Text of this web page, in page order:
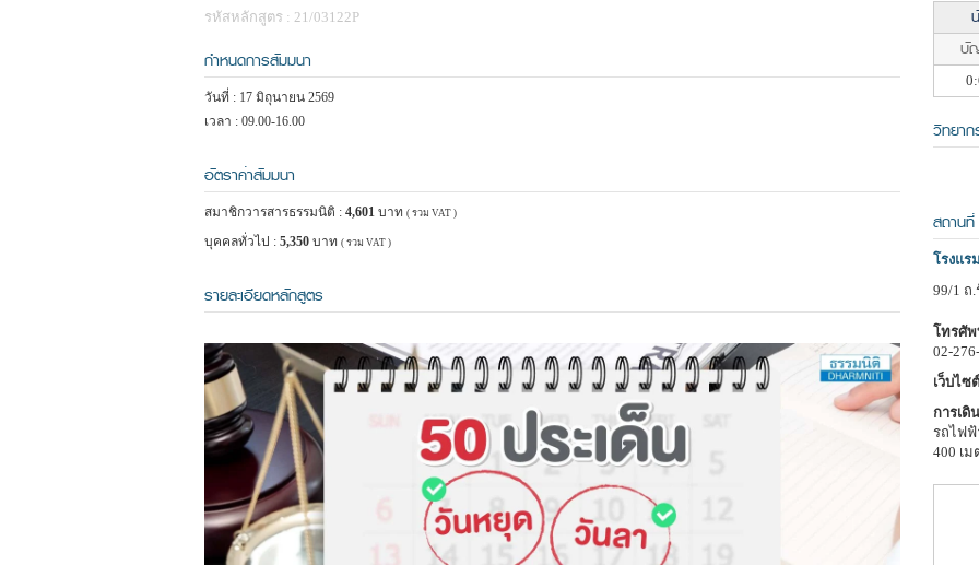
รหัสหลักสูตร : 21/03122P
กำหนดการสัมมนา
วันที่ : 17 มิถุนายน 2569
เวลา : 09.00-16.00
อัตราค่าสัมมนา
สมาชิกวารสารธรรมนิติ : 4,601 บาท ( รวม VAT )
บุคคลทั่วไป : 5,350 บาท ( รวม VAT )
รายละเอียดหลักสูตร
บั
วิทยาก
สถานที่
โรงแร
99/1 ถ
โทรศั
02-
เว็บไซ
การเดิ
รถไฟฟ้
400 เม